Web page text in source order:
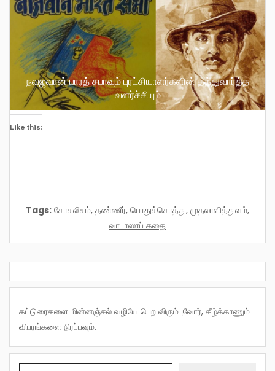
நவஜவான் பாரத் சபாவும் புரட்சியாளர்களின் தத்துவார்த்த
வளர்ச்சியும்
Like this:
Tags: சோசலிசம், தண்ணீர், பொதுச்சொத்து, முதலாளித்துவம்,
வாடாஸாப் கதை
கட்டுரைகளை மின்னஞ்சல் வழியே பெற விரும்புவோர், கீழ்க்காணும்
விபரங்களை நிரப்பவும்.
Type your email…